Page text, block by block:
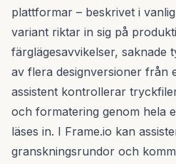
plattformar – beskrivet i
variant riktar in sig på
färglägesavvikelser, saknade
av flera designversioner från
assistent kontrollerar
och formatering genom hela
läses in. I Frame.io kan
granskningsrundor och